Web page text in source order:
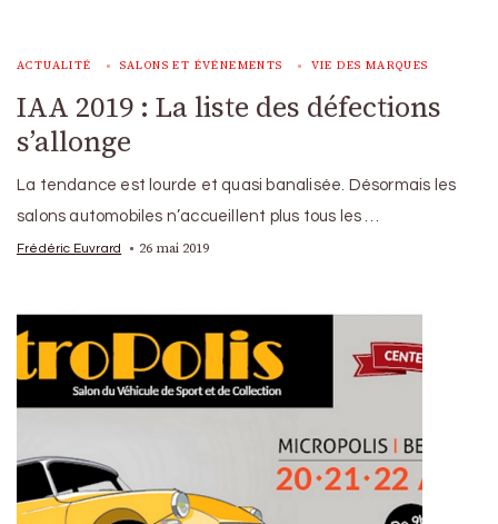
ACTUALITÉ SALONS ET ÉVÉNEMENTS VIE DES MARQUES
IAA 2019 : La liste des défections
s’allonge
La tendance est lourde et quasi banalisée. Désormais les
salons automobiles n’accueillent plus tous les …
Frédéric Euvrard 26 mai 2019